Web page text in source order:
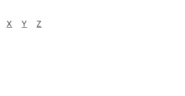
X Y
Z